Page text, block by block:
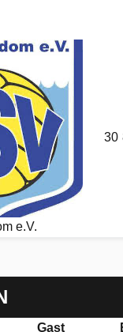
e.V.
30
Gast